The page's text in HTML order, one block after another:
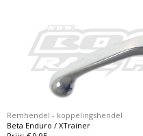
Remhendel - koppelingshendel
Beta Enduro / XTrainer